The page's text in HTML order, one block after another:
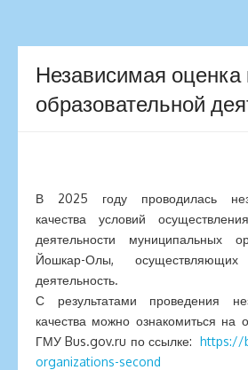
школа №20
Независимая оценка
образовательной
В 2025 году проводилась
качества условий
деятельности муниципальных
Йошкар-Олы, осуществляющих
деятельность.
С результатами проведения
качества можно ознакомиться на
ГМУ Bus.gov.ru по ссылке: https://
organizations-second